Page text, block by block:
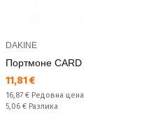
DAKINE
Портмоне CARD
Текуща цена:
11,81 €
Редовна цена:
16,87 € Редовна цена
Спестявате:
5,06 € Разлика